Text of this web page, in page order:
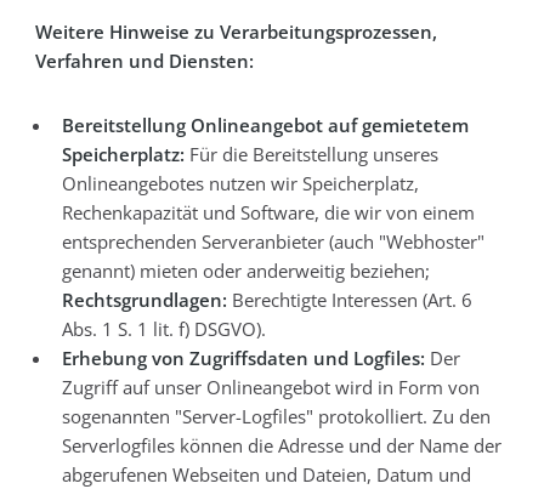
Weitere Hinweise zu Verarbeitungsprozessen,
Verfahren und Diensten:
Bereitstellung Onlineangebot auf gemietetem
Speicherplatz: Für die Bereitstellung unseres
Onlineangebotes nutzen wir Speicherplatz,
Rechenkapazität und Software, die wir von einem
entsprechenden Serveranbieter (auch "Webhoster"
genannt) mieten oder anderweitig beziehen;
Rechtsgrundlagen: Berechtigte Interessen (Art. 6
Abs. 1 S. 1 lit. f) DSGVO).
Erhebung von Zugriffsdaten und Logfiles: Der
Zugriff auf unser Onlineangebot wird in Form von
sogenannten "Server-Logfiles" protokolliert. Zu den
Serverlogfiles können die Adresse und der Name der
abgerufenen Webseiten und Dateien, Datum und